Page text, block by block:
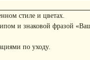
стиле и цветах.
и знаковой фразой
по уходу.